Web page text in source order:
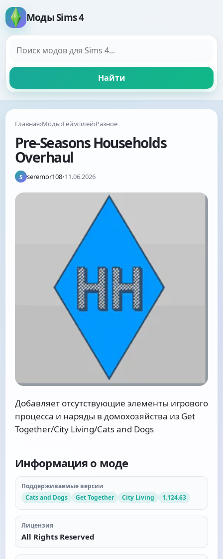
Моды Sims 4
Найти
Главная›Моды›Геймплей›Разное
Pre-Seasons Households
Overhaul
S seremor108•11.06.2026
Добавляет отсутствующие элементы игрового
процесса и наряды в домохозяйства из Get
Together/City Living/Cats and Dogs
Информация о моде
Поддерживаемые версии
Cats and Dogs
Get Together City Living 1.124.63
Лицензия
All Rights Reserved